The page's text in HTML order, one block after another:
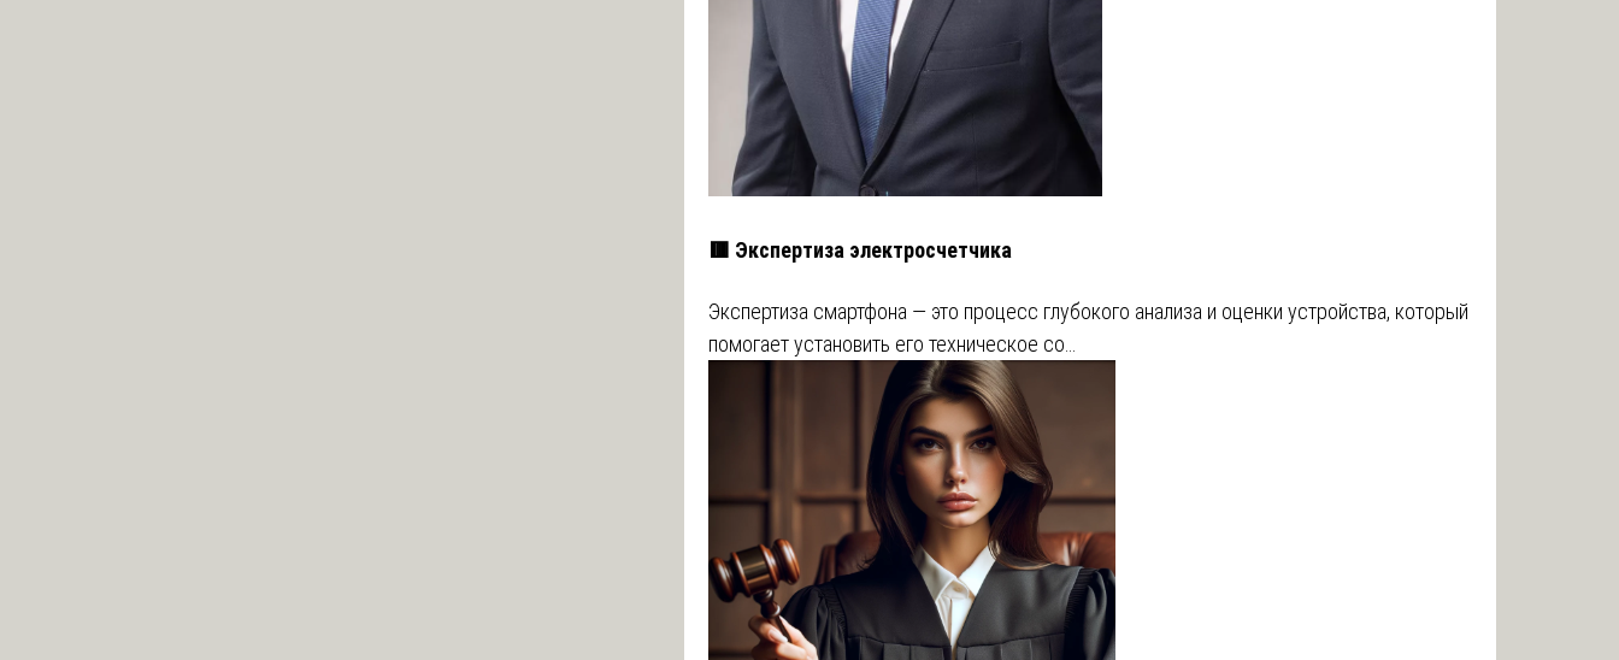
🟥 Экспертиза электросчетчика
Экспертиза смартфона — это процесс глубокого анализа и оценки устройства, который
помогает установить его техническое со…